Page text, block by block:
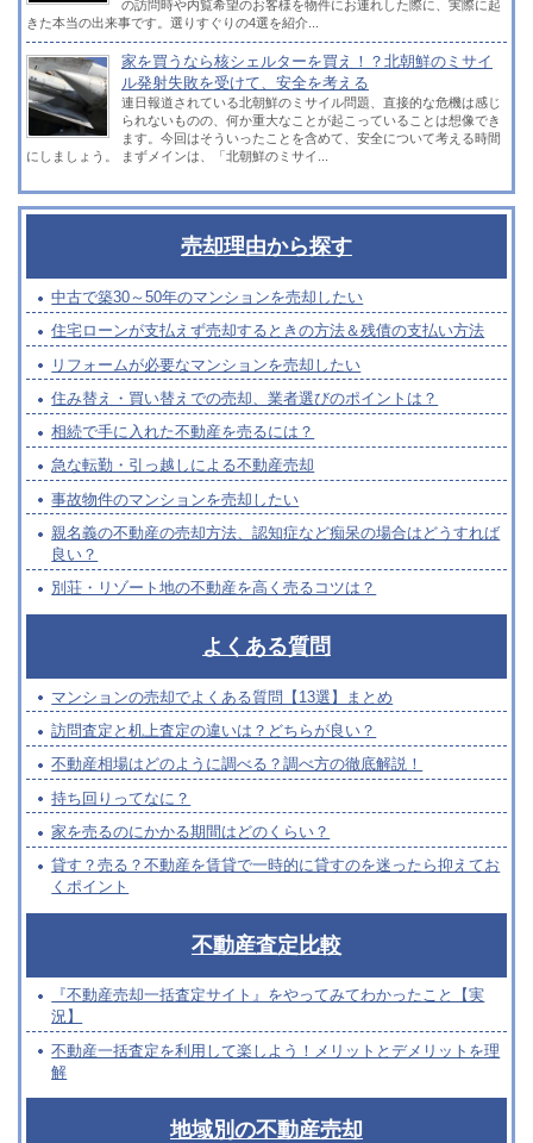
の訪問時や内覧希望のお客様を物件にお連れした際に、実際に起
きた本当の出来事です。選りすぐりの4選を紹介...
家を買うなら核シェルターを買え！？北朝鮮のミサイ
ル発射失敗を受けて、安全を考える
連日報道されている北朝鮮のミサイル問題、直接的な危機は感じ
られないものの、何か重大なことが起こっていることは想像でき
ます。今回はそういったことを含めて、安全について考える時間
にしましょう。 まずメインは、「北朝鮮のミサイ...
売却理由から探す
中古で築30～50年のマンションを売却したい
住宅ローンが支払えず売却するときの方法＆残債の支払い方法
リフォームが必要なマンションを売却したい
住み替え・買い替えでの売却、業者選びのポイントは？
相続で手に入れた不動産を売るには？
急な転勤・引っ越しによる不動産売却
事故物件のマンションを売却したい
親名義の不動産の売却方法、認知症など痴呆の場合はどうすれば
良い？
別荘・リゾート地の不動産を高く売るコツは？
よくある質問
マンションの売却でよくある質問【13選】まとめ
訪問査定と机上査定の違いは？どちらが良い？
不動産相場はどのように調べる？調べ方の徹底解説！
持ち回りってなに？
家を売るのにかかる期間はどのくらい？
貸す？売る？不動産を賃貸で一時的に貸すのを迷ったら抑えてお
くポイント
不動産査定比較
『不動産売却一括査定サイト』をやってみてわかったこと【実
況】
不動産一括査定を利用して楽しよう！メリットとデメリットを理
解
地域別の不動産売却